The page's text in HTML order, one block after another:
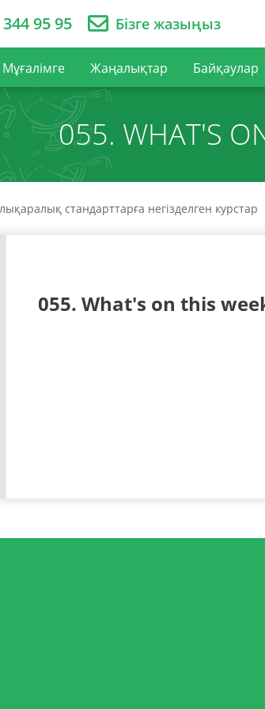
344 95 95 Бізге жазыңыз
Мұғалімге Жаңалықтар Байқаулар
055. WHAT'S
стандарттарға негізделген курстар
055. What's on this